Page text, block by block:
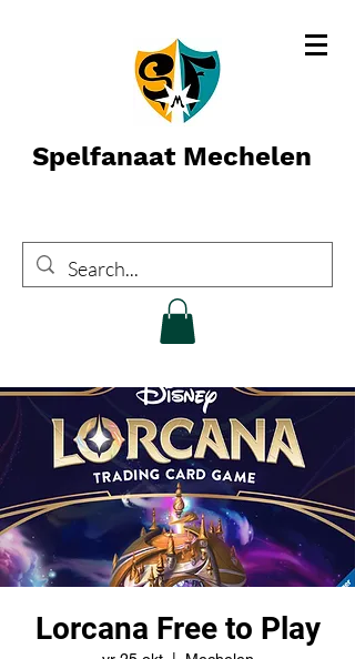
Spelfanaat Mechelen
Lorcana Free to Play